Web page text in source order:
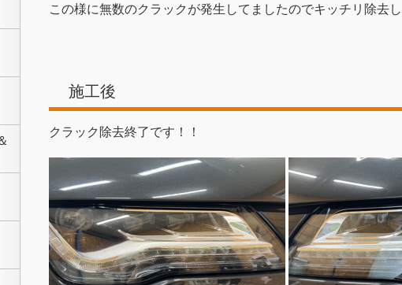
この様に無数のクラックが発生してましたのでキッチリ除去
施工後
クラック除去終了です！！